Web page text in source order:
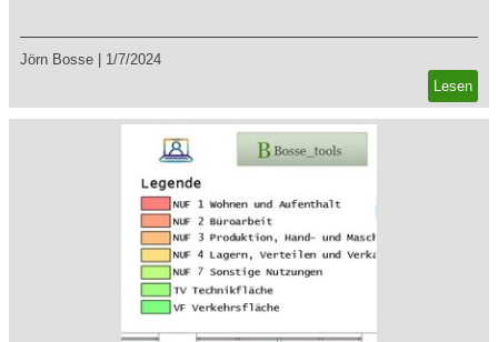
Jörn Bosse
1/7/2024
Lesen